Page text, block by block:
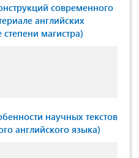
современного
английских
магистра)
научных текстов
английского языка)